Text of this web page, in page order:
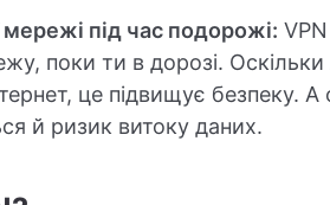
під час подорожі:
поки ти в дорозі. Оскільки
це підвищує безпеку.
й ризик витоку даних.